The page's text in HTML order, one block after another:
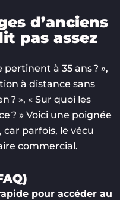
d’anciens
pas assez
pertinent à 35 ans ? »,
à distance sans
? », « Sur quoi les
? » Voici une poignée
parfois, le vécu
commercial.
pour accéder au